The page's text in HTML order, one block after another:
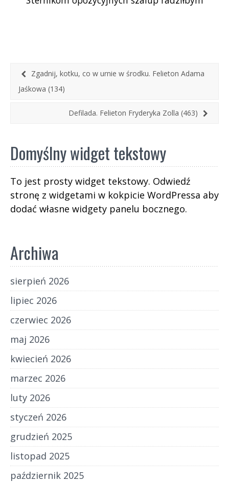
łbami nie zdoła zareagować. Od Charybdy
natomiast trzymałbym się z daleka.
Zgadnij, kotku, co w urnie w środku. Felieton Adama
Jaśkowa (134)
Defilada. Felieton Fryderyka Zolla (463)
Domyślny widget tekstowy
To jest prosty widget tekstowy. Odwiedź
stronę z widgetami w kokpicie WordPressa aby
dodać własne widgety panelu bocznego.
Archiwa
sierpień 2026
lipiec 2026
czerwiec 2026
maj 2026
kwiecień 2026
marzec 2026
luty 2026
styczeń 2026
grudzień 2025
listopad 2025
październik 2025